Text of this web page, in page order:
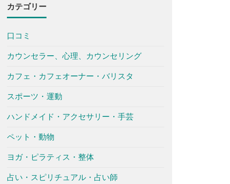
カテゴリー
口コミ
カウンセラー、心理、カウンセリング
カフェ・カフェオーナー・バリスタ
スポーツ・運動
ハンドメイド・アクセサリー・手芸
ペット・動物
ヨガ・ピラティス・整体
占い・スピリチュアル・占い師